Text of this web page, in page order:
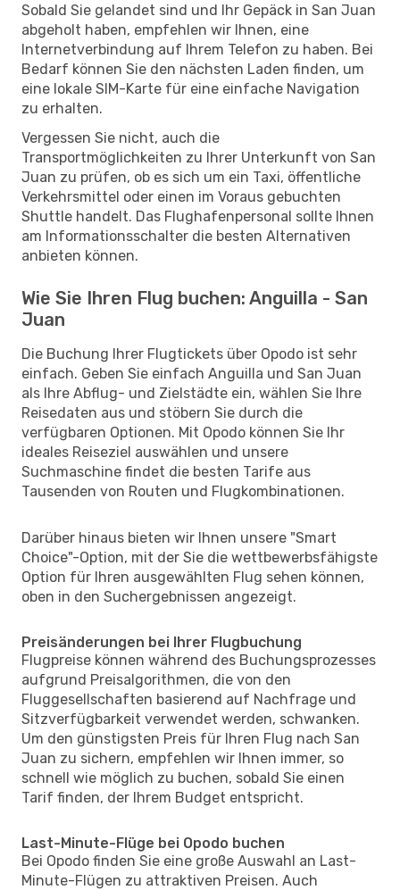
Sobald Sie gelandet sind und Ihr Gepäck in San Juan
abgeholt haben, empfehlen wir Ihnen, eine
Internetverbindung auf Ihrem Telefon zu haben. Bei
Bedarf können Sie den nächsten Laden finden, um
eine lokale SIM-Karte für eine einfache Navigation
zu erhalten.
Vergessen Sie nicht, auch die
Transportmöglichkeiten zu Ihrer Unterkunft von San
Juan zu prüfen, ob es sich um ein Taxi, öffentliche
Verkehrsmittel oder einen im Voraus gebuchten
Shuttle handelt. Das Flughafenpersonal sollte Ihnen
am Informationsschalter die besten Alternativen
anbieten können.
Wie Sie Ihren Flug buchen: Anguilla - San
Juan
Die Buchung Ihrer Flugtickets über Opodo ist sehr
einfach. Geben Sie einfach Anguilla und San Juan
als Ihre Abflug- und Zielstädte ein, wählen Sie Ihre
Reisedaten aus und stöbern Sie durch die
verfügbaren Optionen. Mit Opodo können Sie Ihr
ideales Reiseziel auswählen und unsere
Suchmaschine findet die besten Tarife aus
Tausenden von Routen und Flugkombinationen.
Darüber hinaus bieten wir Ihnen unsere "Smart
Choice"-Option, mit der Sie die wettbewerbsfähigste
Option für Ihren ausgewählten Flug sehen können,
oben in den Suchergebnissen angezeigt.
Preisänderungen bei Ihrer Flugbuchung
Flugpreise können während des Buchungsprozesses
aufgrund Preisalgorithmen, die von den
Fluggesellschaften basierend auf Nachfrage und
Sitzverfügbarkeit verwendet werden, schwanken.
Um den günstigsten Preis für Ihren Flug nach San
Juan zu sichern, empfehlen wir Ihnen immer, so
schnell wie möglich zu buchen, sobald Sie einen
Tarif finden, der Ihrem Budget entspricht.
Last-Minute-Flüge bei Opodo buchen
Bei Opodo finden Sie eine große Auswahl an Last-
Minute-Flügen zu attraktiven Preisen. Auch